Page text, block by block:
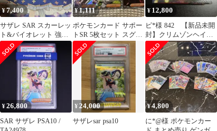
¥7,400
サザレ SAR スカーレッ
ト&バイオレット 強化
拡張パック クリムゾン
ヘイズ
¥1,111
ポケモンカード サポー
トSR 5枚セット スグリ
ミカンのまなざし
¥ 12,800
ピ*︎様 842 【新品未開
封】クリムゾンヘイズ
BOX シュリンク付き
ポケカ
¥26,800
SAR サザレ PSA10 /
¥24,000
サザレsar psa10
¥4,800
に*@様 ポケモンカー